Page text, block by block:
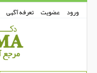
ورود عضویت تعرفه آگهی